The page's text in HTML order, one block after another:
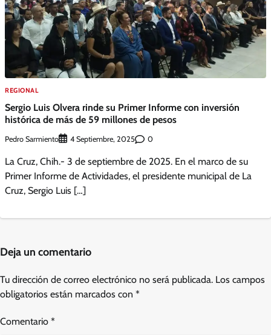
REGIONAL
Sergio Luis Olvera rinde su Primer Informe con inversión
histórica de más de 59 millones de pesos
Pedro Sarmiento 4 Septiembre, 2025 0
La Cruz, Chih.- 3 de septiembre de 2025. En el marco de su
Primer Informe de Actividades, el presidente municipal de La
Cruz, Sergio Luis […]
Deja un comentario
Tu dirección de correo electrónico no será publicada. Los campos
obligatorios están marcados con *
Comentario *